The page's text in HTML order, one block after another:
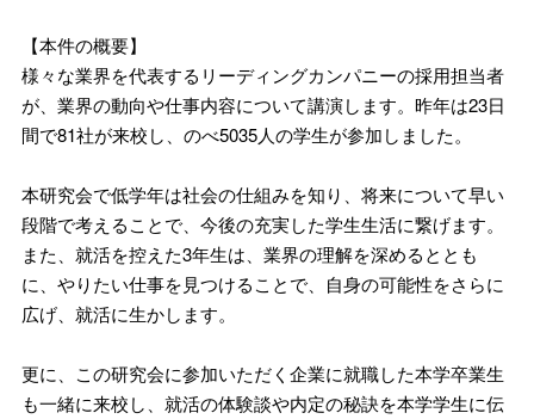
【本件の概要】
様々な業界を代表するリーディングカンパニーの採用担当者
が、業界の動向や仕事内容について講演します。昨年は23日
間で81社が来校し、のべ5035人の学生が参加しました。
本研究会で低学年は社会の仕組みを知り、将来について早い
段階で考えることで、今後の充実した学生生活に繋げます。
また、就活を控えた3年生は、業界の理解を深めるととも
に、やりたい仕事を見つけることで、自身の可能性をさらに
広げ、就活に生かします。
更に、この研究会に参加いただく企業に就職した本学卒業生
も一緒に来校し、就活の体験談や内定の秘訣を本学学生に伝